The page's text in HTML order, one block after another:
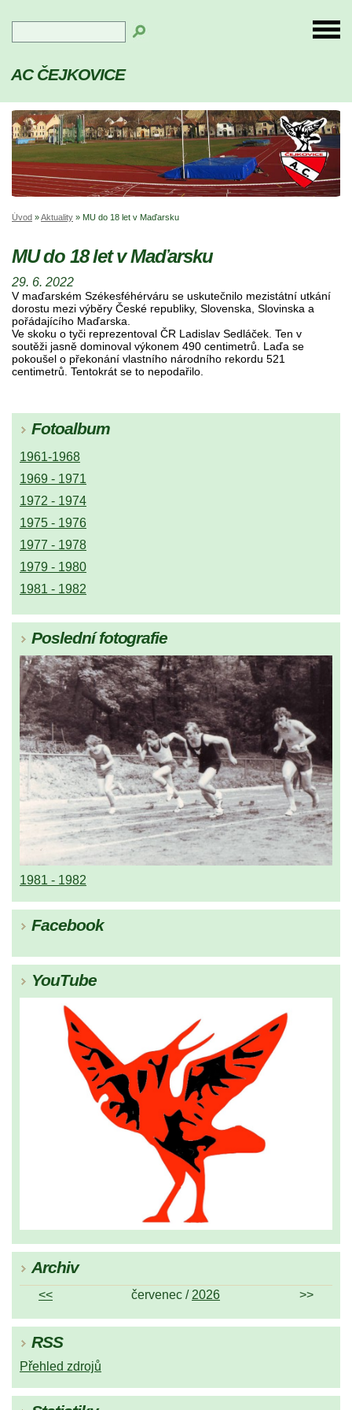
AC ČEJKOVICE
Úvod »Aktuality » MU do 18 let v Maďarsku
MU do 18 let v Maďarsku
29. 6. 2022
V maďarském Székesféhérváru se uskutečnilo mezistátní utkání
dorostu mezi výběry České republiky, Slovenska, Slovinska a
pořádajícího Maďarska.
Ve skoku o tyči reprezentoval ČR Ladislav Sedláček. Ten v
soutěži jasně dominoval výkonem 490 centimetrů. Laďa se
pokoušel o překonání vlastního národního rekordu 521
centimetrů. Tentokrát se to nepodařilo.
Fotoalbum
1961-1968
1969 - 1971
1972 - 1974
1975 - 1976
1977 - 1978
1979 - 1980
1981 - 1982
Poslední fotografie
1981 - 1982
Facebook
YouTube
Archiv
<< červenec / 2026 >>
RSS
Přehled zdrojů